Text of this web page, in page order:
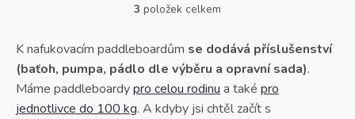
Dodáváme je s luxusním batohem s kolečky.
O
l
á
d
a
c
3 položek celkem
K nafukovacím paddleboardům se dodává příslušenství
(baťoh, pumpa, pádlo dle výběru a opravní sada).
Máme paddleboardypro celou rodinu a také pro
jednotlivce do 100 kg. A kdyby jsi chtěl začít s